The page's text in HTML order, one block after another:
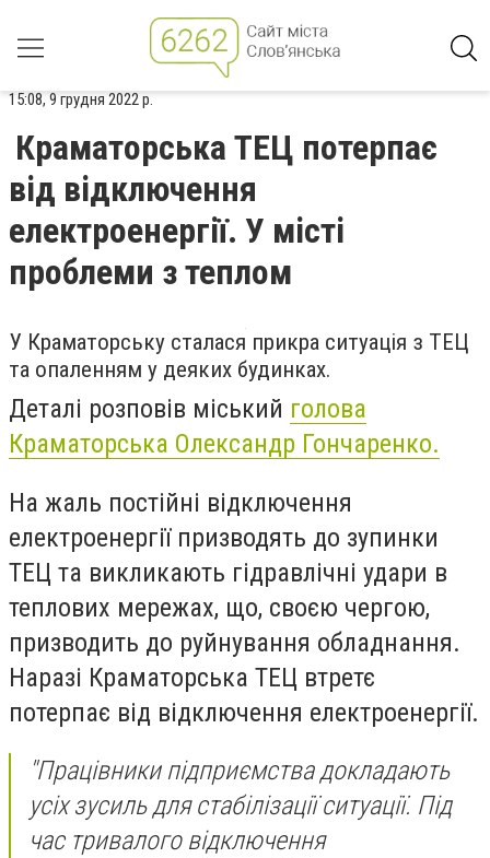
15:08, 9 грудня 2022 р.
Краматорська ТЕЦ потерпає
від відключення
електроенергії. У місті
проблеми з теплом
У Краматорську сталася прикра ситуація з ТЕЦ
та опаленням у деяких будинках.
Деталі розповів міський голова
Краматорська Олександр Гончаренко.
На жаль постійні відключення
електроенергії призводять до зупинки
ТЕЦ та викликають гідравлічні удари в
теплових мережах, що, своєю чергою,
призводить до руйнування обладнання.
Наразі Краматорська ТЕЦ втретє
потерпає від відключення електроенергії.
"Працівники підприємства докладають
усіх зусиль для стабілізації ситуації. Під
час тривалого відключення